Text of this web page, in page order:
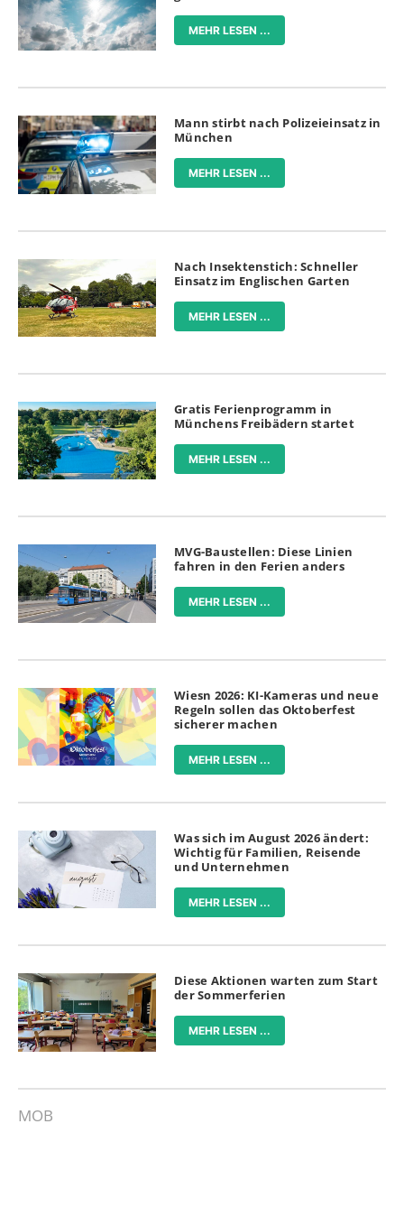
MEHR LESEN ...
Mann stirbt nach Polizeieinsatz in
München
MEHR LESEN ...
Nach Insektenstich: Schneller
Einsatz im Englischen Garten
MEHR LESEN ...
Gratis Ferienprogramm in
Münchens Freibädern startet
MEHR LESEN ...
MVG-Baustellen: Diese Linien
fahren in den Ferien anders
MEHR LESEN ...
Wiesn 2026: KI-Kameras und neue
Regeln sollen das Oktoberfest
sicherer machen
MEHR LESEN ...
Was sich im August 2026 ändert:
Wichtig für Familien, Reisende
und Unternehmen
MEHR LESEN ...
Diese Aktionen warten zum Start
der Sommerferien
MEHR LESEN ...
MOB